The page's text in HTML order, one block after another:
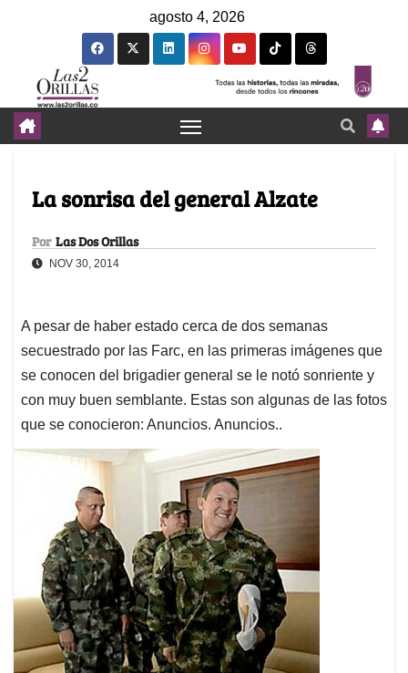
agosto 4, 2026
La sonrisa del general Alzate
Por Las Dos Orillas
NOV 30, 2014
A pesar de haber estado cerca de dos semanas
secuestrado por las Farc, en las primeras imágenes que
se conocen del brigadier general se le notó sonriente y
con muy buen semblante. Estas son algunas de las fotos
que se conocieron: Anuncios. Anuncios..